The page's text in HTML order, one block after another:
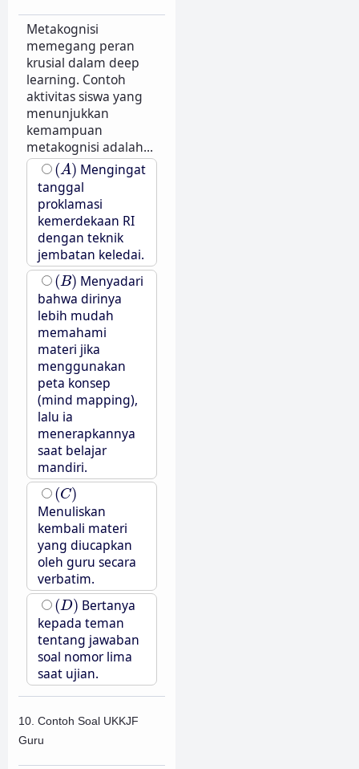
Metakognisi
memegang peran
krusial dalam deep
learning. Contoh
aktivitas siswa yang
menunjukkan
kemampuan
metakognisi adalah...
(A)
(A) Mengingat
tanggal
proklamasi
kemerdekaan RI
dengan teknik
jembatan keledai.
(B)
(B) Menyadari
bahwa dirinya
lebih mudah
memahami
materi jika
menggunakan
peta konsep
(mind mapping),
lalu ia
menerapkannya
saat belajar
mandiri.
(C)
(C)
Menuliskan
kembali materi
yang diucapkan
oleh guru secara
verbatim.
(D)
(D) Bertanya
kepada teman
tentang jawaban
soal nomor lima
saat ujian.
10. Contoh Soal UKKJF
Guru